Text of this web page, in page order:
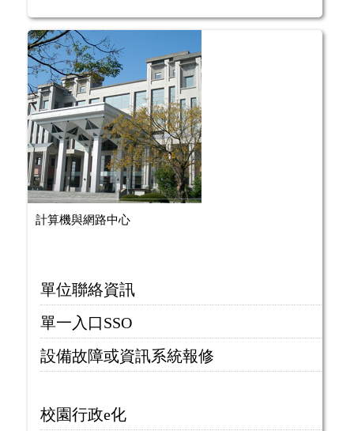
計算機與網路中心
單位聯絡資訊
單一入口SSO
設備故障或資訊系統報修
校園行政e化